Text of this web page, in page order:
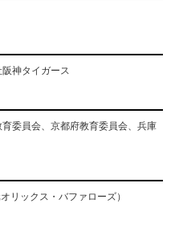
神タイガース
委員会、京都府教育委員会、兵庫
リックス・バファローズ）